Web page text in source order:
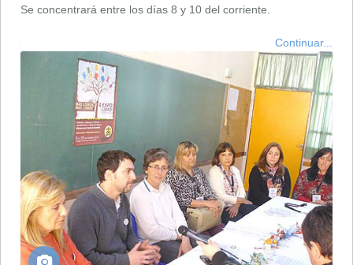
Se concentrará entre los días 8 y 10 del corriente.
Continuar...